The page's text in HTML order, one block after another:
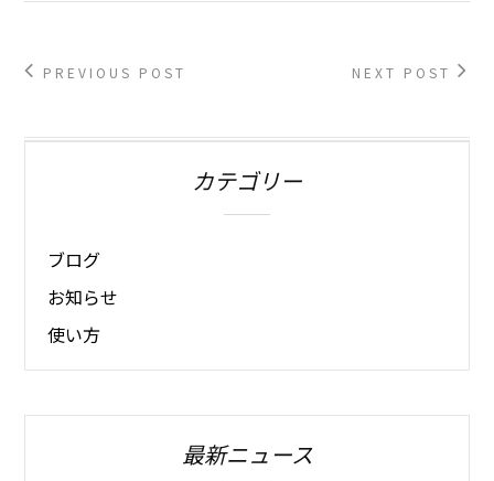
PREVIOUS POST NEXT POST
カテゴリー
ブログ
お知らせ
使い方
最新ニュース